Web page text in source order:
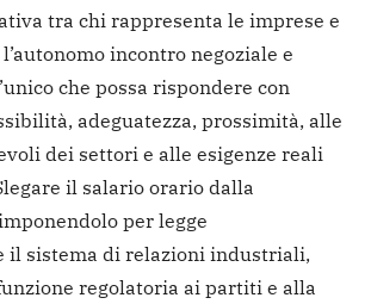
tra chi rappresenta le imprese e
incontro negoziale e
che possa rispondere con
adeguatezza, prossimità, alle
dei settori e alle esigenze reali
il salario orario dalla
per legge
il sistema di relazioni industriali,
regolatoria ai partiti e alla